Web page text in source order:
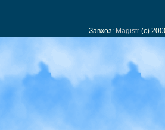
Завхоз: Magistr (c)